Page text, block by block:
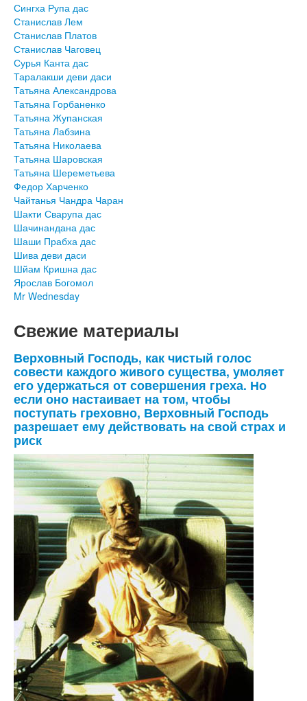
Сингха Рупа дас
Станислав Лем
Станислав Платов
Станислав Чаговец
Сурья Канта дас
Таралакши деви даси
Татьяна Александрова
Татьяна Горбаненко
Татьяна Жупанская
Татьяна Лабзина
Татьяна Николаева
Татьяна Шаровская
Татьяна Шереметьева
Федор Харченко
Чайтанья Чандра Чаран
Шакти Сварупа дас
Шачинандана дас
Шаши Прабха дас
Шива деви даси
Шйам Кришна дас
Ярослав Богомол
Mr Wednesday
Свежие материалы
Верховный Господь, как чистый голос
совести каждого живого существа, умоляет
его удержаться от совершения греха. Но
если оно настаивает на том, чтобы
поступать греховно, Верховный Господь
разрешает ему действовать на свой страх и
риск